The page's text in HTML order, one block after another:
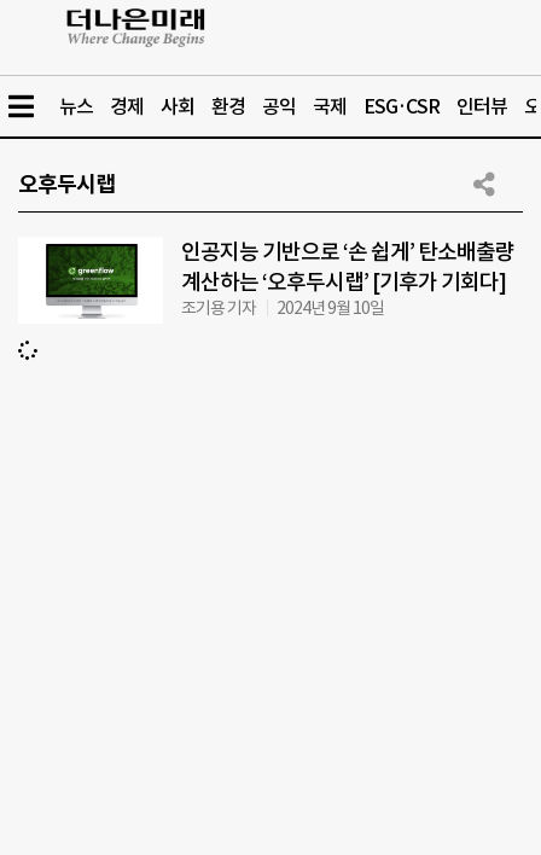
뉴스 경제 사회 환경 공익 국제 ESG·CSR 인터뷰
오후두시랩
인공지능 기반으로 ‘손 쉽게’ 탄소배출량
계산하는 ‘오후두시랩’ [기후가 기회다]
조기용 기자 2024년 9월 10일